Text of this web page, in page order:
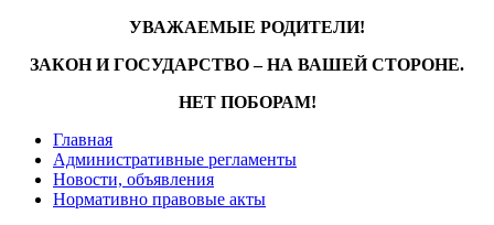
УВАЖАЕМЫЕ РОДИТЕЛИ!
ЗАКОН И ГОСУДАРСТВО – НА ВАШЕЙ СТОРОНЕ.
НЕТ ПОБОРАМ!
Главная
Административные регламенты
Новости, объявления
Нормативно правовые акты